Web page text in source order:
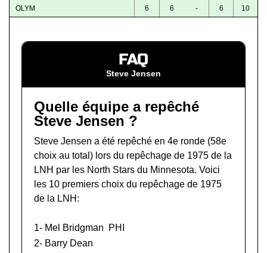
OLYM 6 6 - 6 10
FAQ
Steve Jensen
Quelle équipe a repêché
Steve Jensen ?
Steve Jensen a été repêché en 4e ronde (58e
choix au total) lors du repêchage de 1975 de la
LNH par les North Stars du Minnesota. Voici
les 10 premiers choix du repêchage de 1975
de la LNH:
1- Mel Bridgman
PHI
2- Barry Dean